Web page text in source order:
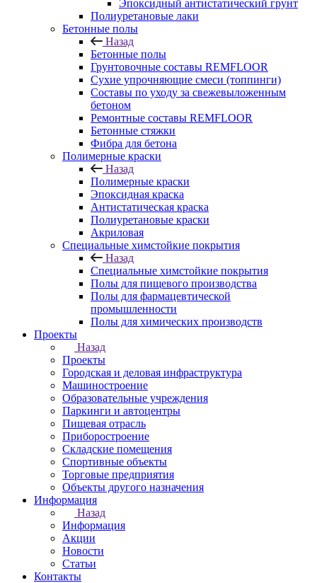
Эпоксидный антистатический грунт
Полиуретановые лаки
Бетонные полы
Назад
Бетонные полы
Грунтовочные составы REMFLOOR
Сухие упрочняющие смеси (топпинги)
Составы по уходу за свежевыложенным
бетоном
Ремонтные составы REMFLOOR
Бетонные стяжки
Фибра для бетона
Полимерные краски
Назад
Полимерные краски
Эпоксидная краска
Антистатическая краска
Полиуретановые краски
Акриловая
Специальные химстойкие покрытия
Назад
Специальные химстойкие покрытия
Полы для пищевого производства
Полы для фармацевтической
промышленности
Полы для химических производств
Проекты
Назад
Проекты
Городская и деловая инфраструктура
Машиностроение
Образовательные учреждения
Паркинги и автоцентры
Пищевая отрасль
Приборостроение
Складские помещения
Спортивные объекты
Торговые предприятия
Объекты другого назначения
Информация
Назад
Информация
Акции
Новости
Статьи
Контакты